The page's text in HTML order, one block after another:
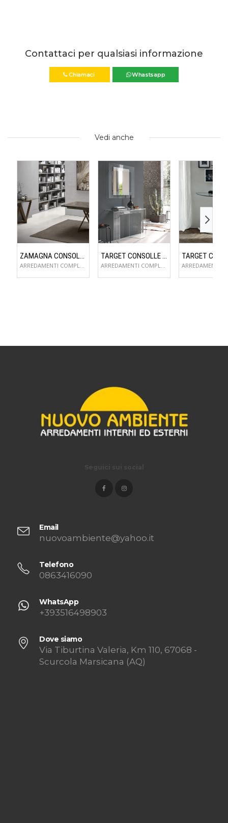
Contattaci per qualsiasi informazione
Chiamaci Whastsapp
Vedi anche
ZAMAGNA CONSOLLE FLAME
ARREDAMENTI COMPLEMENTI D'ARREDO
TARGET CONSOLLE SAGITTA
ARREDAMENTI COMPLEMENTI D'ARREDO
Email
nuovoambiente@yahoo.it
Telefono
0863416090
WhatsApp
+393516498903
Dove siamo
Via Tiburtina Valeria, Km 110, 67068 -
Scurcola Marsicana (AQ)